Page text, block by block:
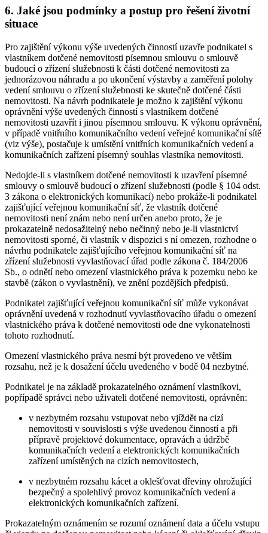
6. Jaké jsou podmínky a postup pro řešení životní
situace
Pro zajištění výkonu výše uvedených činností uzavře podnikatel s
vlastníkem dotčené nemovitosti písemnou smlouvu o smlouvě
budoucí o zřízení služebnosti k části dotčené nemovitosti za
jednorázovou náhradu a po ukončení výstavby a zaměření polohy
vedení smlouvu o zřízení služebnosti ke skutečně dotčené části
nemovitosti. Na návrh podnikatele je možno k zajištění výkonu
oprávnění výše uvedených činností s vlastníkem dotčené
nemovitosti uzavřít i jinou písemnou smlouvu. K výkonu oprávnění,
v případě vnitřního komunikačního vedení veřejné komunikační sítě
(viz výše), postačuje k umístění vnitřních komunikačních vedení a
komunikačních zařízení písemný souhlas vlastníka nemovitosti.
Nedojde-li s vlastníkem dotčené nemovitosti k uzavření písemné
smlouvy o smlouvě budoucí o zřízení služebnosti (podle § 104 odst.
3 zákona o elektronických komunikací) nebo prokáže-li podnikatel
zajišťující veřejnou komunikační síť, že vlastník dotčené
nemovitosti není znám nebo není určen anebo proto, že je
prokazatelně nedosažitelný nebo nečinný nebo je-li vlastnictví
nemovitosti sporné, či vlastník v dispozici s ní omezen, rozhodne o
návrhu podnikatele zajišťujícího veřejnou komunikační síť na
zřízení služebnosti vyvlastňovací úřad podle zákona č. 184/2006
Sb., o odnětí nebo omezení vlastnického práva k pozemku nebo ke
stavbě (zákon o vyvlastnění), ve znění pozdějších předpisů.
Podnikatel zajišťující veřejnou komunikační síť může vykonávat
oprávnění uvedená v rozhodnutí vyvlastňovacího úřadu o omezení
vlastnického práva k dotčené nemovitosti ode dne vykonatelnosti
tohoto rozhodnutí.
Omezení vlastnického práva nesmí být provedeno ve větším
rozsahu, než je k dosažení účelu uvedeného v bodě 04 nezbytné.
Podnikatel je na základě prokazatelného oznámení vlastníkovi,
popřípadě správci nebo uživateli dotčené nemovitosti, oprávněn:
v nezbytném rozsahu vstupovat nebo vjíždět na cizí
nemovitosti v souvislosti s výše uvedenou činností a při
přípravě projektové dokumentace, opravách a údržbě
komunikačních vedení a elektronických komunikačních
zařízení umístěných na cizích nemovitostech,
v nezbytném rozsahu kácet a oklešťovat dřeviny ohrožující
bezpečný a spolehlivý provoz komunikačních vedení a
elektronických komunikačních zařízení.
Prokazatelným oznámením se rozumí oznámení data a účelu vstupu